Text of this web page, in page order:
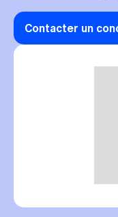
Contacter un